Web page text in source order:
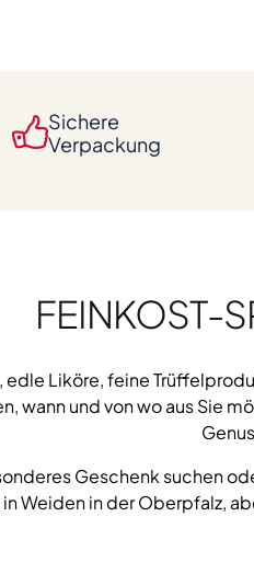
Sichere
Verpackung
FEINKOST-
Liköre, feine
wann und von wo aus Sie
Geschenk suchen
Weiden in der Oberpfalz,